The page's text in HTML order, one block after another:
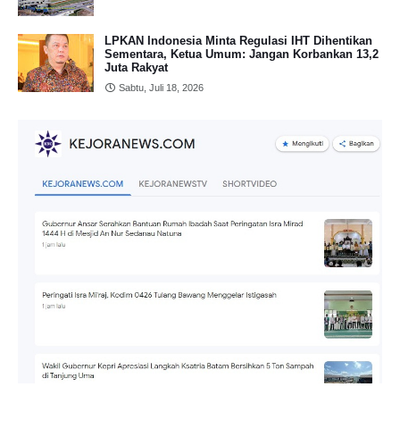
LPKAN Indonesia Minta Regulasi IHT Dihentikan
Sementara, Ketua Umum: Jangan Korbankan 13,2
Juta Rakyat
Sabtu, Juli 18, 2026